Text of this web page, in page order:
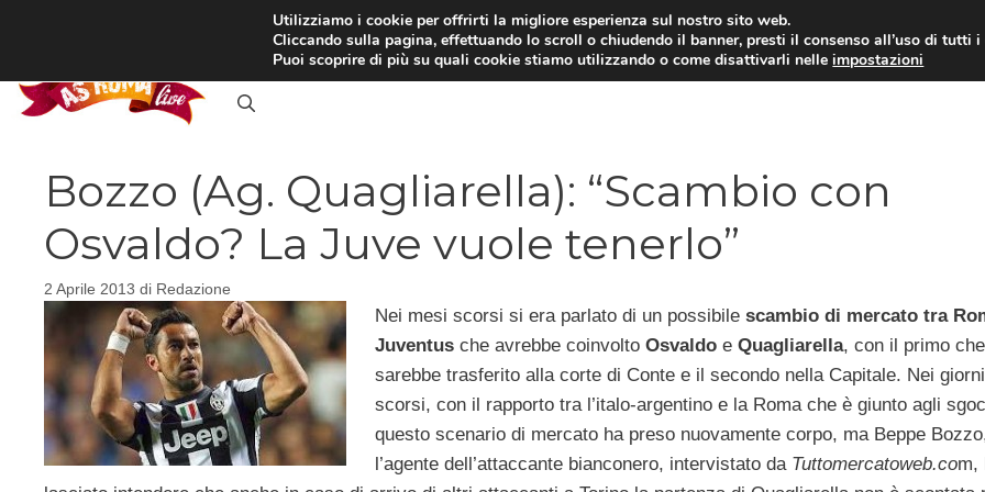
RASSEGNA STAMPA INTERVISTE CALCIOMERCATO CAMPIONATO
Bozzo (Ag. Quagliarella): “Scambio con
Osvaldo? La Juve vuole tenerlo”
2 Aprile 2013 di Redazione
Nei mesi scorsi si era parlato di un possibilescambio di mercato tra
Juventusche avrebbe coinvolto Osvaldoe Quagliarella, con il primo
sarebbe trasferito alla corte di Conte e il secondo nella Capitale. Nei giorni
scorsi, con il rapporto tra l’italo-argentino e la Roma che è giunto agli
questo scenario di mercato ha preso nuovamente corpo, ma Beppe
l’agente dell’attaccante bianconero, intervistato da Tuttomercatoweb.com,
Utilizziamo i cookie per offrirti la migliore esperienza sul nostro sito web.
Cliccando sulla pagina, effettuando lo scroll o chiudendo il banner, presti il consenso all’uso di tutti i
Puoi scoprire di più su quali cookie stiamo utilizzando o come disattivarli nelleimpostazioni